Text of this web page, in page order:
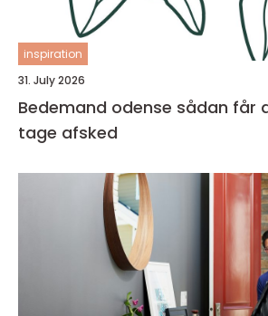
inspiration
31. July 2026
Bedemand odense sådan får du ro til at
tage afsked